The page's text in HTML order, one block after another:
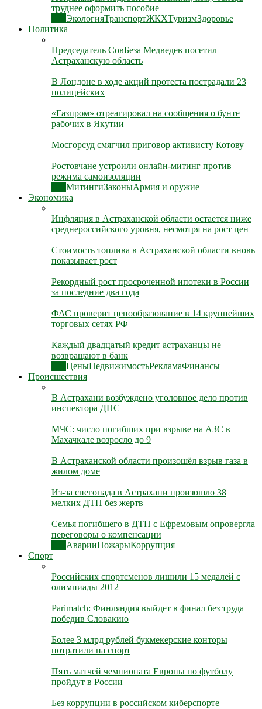
труднее оформить пособие
ЭкологияТранспортЖКХТуризмЗдоровье
Политика
Председатель СовБеза Медведев посетил
Астраханскую область
В Лондоне в ходе акций протеста пострадали 23
полицейских
«Газпром» отреагировал на сообщения о бунте
рабочих в Якутии
Мосгорсуд смягчил приговор активисту Котову
Ростовчане устроили онлайн-митинг против
режима самоизоляции
МитингиЗаконыАрмия и оружие
Экономика
Инфляция в Астраханской области остается ниже
среднероссийского уровня, несмотря на рост цен
Стоимость топлива в Астраханской области вновь
показывает рост
Рекордный рост просроченной ипотеки в России
за последние два года
ФАС проверит ценообразование в 14 крупнейших
торговых сетях РФ
Каждый двадцатый кредит астраханцы не
возвращают в банк
ЦеныНедвижимостьРекламаФинансы
Происшествия
В Астрахани возбуждено уголовное дело против
инспектора ДПС
МЧС: число погибших при взрыве на АЗС в
Махачкале возросло до 9
В Астраханской области произошёл взрыв газа в
жилом доме
Из-за снегопада в Астрахани произошло 38
мелких ДТП без жертв
Семья погибшего в ДТП с Ефремовым опровергла
переговоры о компенсации
АварииПожарыКоррупция
Спорт
Российских спортсменов лишили 15 медалей с
олимпиады 2012
Parimatch: Финляндия выйдет в финал без труда
победив Словакию
Более 3 млрд рублей букмекерские конторы
потратили на спорт
Пять матчей чемпионата Европы по футболу
пройдут в России
Без коррупции в российском киберспорте